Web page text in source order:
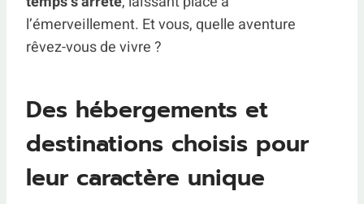
l’émerveillement. Et vous, quelle aventure
rêvez-vous de vivre ?
Des hébergements et
destinations choisis pour
leur caractère unique